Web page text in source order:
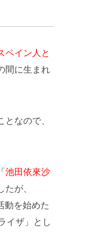
ペイン人と
間に生まれ
なので、
池田依來沙
が、
動を始めた
イザ」とし